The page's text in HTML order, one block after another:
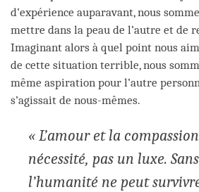
d’expérience auparavant, nous
mettre dans la peau de l’autre et de
Imaginant alors à quel point nous
de cette situation terrible, nous
même aspiration pour l’autre
s’agissait de nous-mêmes.
« L’amour et la
nécessité, pas un luxe.
l’humanité ne peut